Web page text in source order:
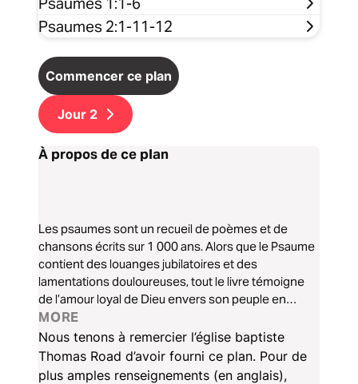
Psaumes 2:1-11-12
Commencer ce plan
Jour 2
À propos de ce plan
Les psaumes sont un recueil de poèmes et de
chansons écrits sur 1 000 ans. Alors que le Psaume
contient des louanges jubilatoires et des
lamentations douloureuses, tout le livre témoigne
de l’amour loyal de Dieu envers son peuple en
toutes circonstances. En tant que pièce maîtresse
du culte de l’Ancien Testament, chaque psaume
anticipe le point culminant de la louange de Dieu
dans la mort et la résurrection de Jésus-Christ.
MORE
Nous tenons à remercier l’église baptiste
Thomas Road d’avoir fourni ce plan. Pour de
plus amples renseignements (en anglais),